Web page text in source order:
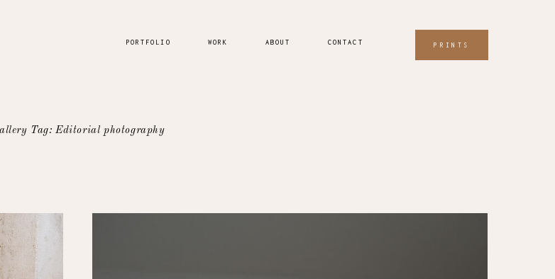
PORTFOLIO WORK ABOUT CONTACT PRINTS
Tag: Editorial photography